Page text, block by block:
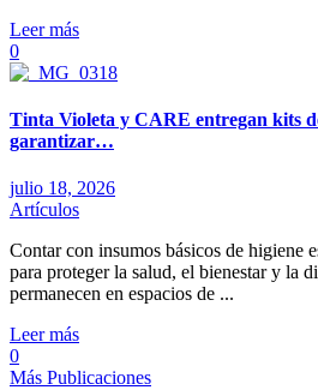
Leer más
0
Tinta Violeta y CARE entregan kits
garantizar…
julio 18, 2026
Artículos
Contar con insumos básicos de higiene
para proteger la salud, el bienestar y la
permanecen en espacios de ...
Leer más
0
Más Publicaciones